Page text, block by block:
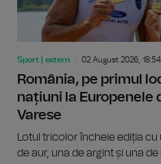
Sport | extern 02 August 2026, 18:54
România, pe primul
națiuni la Europenele
Varese
Lotul tricolor încheie ediția cu
de aur, una de argint și una de